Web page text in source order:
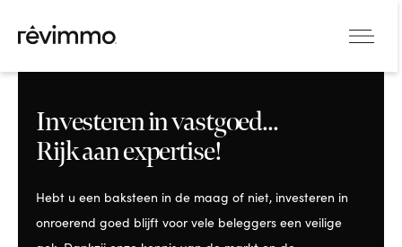
Investeren in vastgoed...
Rijk aan expertise!
Hebt u een baksteen in de maag of niet, investeren in
onroerend goed blijft voor vele beleggers een veilige